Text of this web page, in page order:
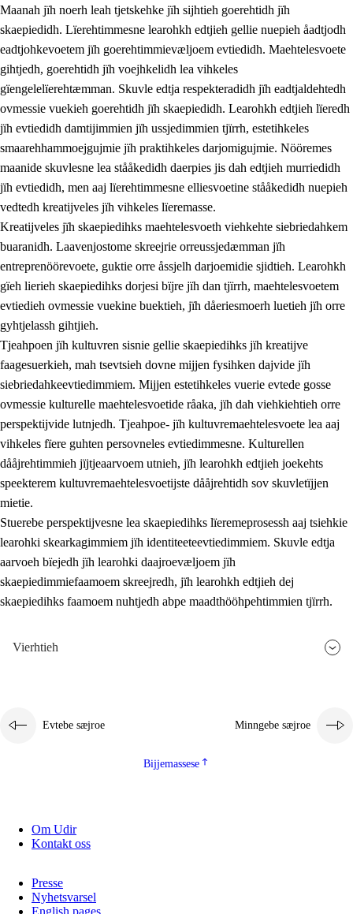
1.1 Almetjeaarvoe
1.2 Identiteete jïh kulturellen gellievoete
1.3 Laejhtehks ussjedimmie jïh etihkeles vuajnoe
Skaepiedimmievoeteaavoe, eadtjohkevoete jïh
goerehtimmievæljoe
1.5 Eatnemem krööhkestidh jïh byjresegoerkesevoete
1.6 Demokratije jïh meatanårrome
Maanah jïh noerh leah tjetskehke jïh sijhtieh goerehtidh jïh
skaepiedidh. Lïerehtimmesne learohkh edtjieh gellie nuepieh åadtjodh
eadtjohkevoetem jïh goerehtimmievæljoem evtiedidh. Maehtelesvoete
gihtjedh, goerehtidh jïh voejhkelidh lea vihkeles
gïengelelïerehtæmman. Skuvle edtja respekteradidh jïh eadtjaldehtedh
ovmessie vuekieh goerehtidh jïh skaepiedidh. Learohkh edtjieh lïeredh
jïh evtiedidh damtijimmien jïh ussjedimmien tjïrrh, estetihkeles
smaarehhammoejgujmie jïh praktihkeles darjomigujmie. Nööremes
maanide skuvlesne lea stååkedidh daerpies jis dah edtjieh murriedidh
jïh evtiedidh, men aaj lïerehtimmesne elliesvoetine stååkedidh nuepieh
vedtedh kreatijveles jïh vihkeles lïeremasse.
Kreatijveles jïh skaepiedihks maehtelesvoeth viehkehte siebriedahkem
buaranidh. Laavenjostome skreejrie orreussjedæmman jïh
entreprenöörevoete, guktie orre åssjelh darjoemidie sjidtieh. Learohkh
gïeh lierieh skaepiedihks dorjesi bïjre jïh dan tjïrrh, maehtelesvoetem
evtiedieh ovmessie vuekine buektieh, jïh dåeriesmoerh luetieh jïh orre
gyhtjelassh gihtjieh.
Tjeahpoen jïh kultuvren sisnie gellie skaepiedihks jïh kreatijve
faagesuerkieh, mah tsevtsieh dovne mijjen fysihken dajvide jïh
siebriedahkeevtiedimmiem. Mijjen estetihkeles vuerie evtede gosse
ovmessie kulturelle maehtelesvoetide råaka, jïh dah viehkiehtieh orre
perspektijvide lutnjedh. Tjeahpoe- jïh kultuvremaehtelesvoete lea aaj
vihkeles fïere guhten persovneles evtiedimmesne. Kulturellen
dååjrehtimmieh jïjtjeaarvoem utnieh, jïh learohkh edtjieh joekehts
speekterem kultuvremaehtelesvoetijste dååjrehtidh sov skuvletïjjen
mietie.
Stuerebe perspektijvesne lea skaepiedihks lïeremeprosessh aaj tsiehkie
learohki skearkagimmiem jïh identiteeteevtiedimmiem. Skuvle edtja
aarvoeh bïejedh jïh learohki daajroevæljoem jïh
skaepiedimmiefaamoem skreejredh, jïh learohkh edtjieh dej
skaepiedihks faamoem nuhtjedh abpe maadthööhpehtimmien tjïrrh.
Vierhtieh
Evtebe sæjroe Minngebe sæjroe
Bijjemassese
Om Udir
Kontakt oss
Presse
Nyhetsvarsel